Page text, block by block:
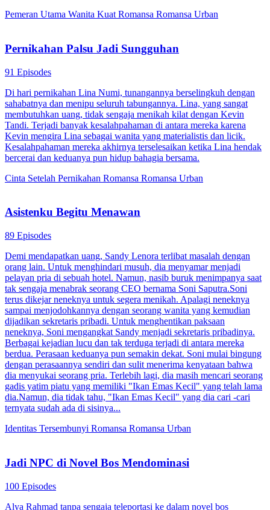
Pemeran Utama Wanita Kuat Romansa Romansa Urban
Pernikahan Palsu Jadi Sungguhan
91 Episodes
Di hari pernikahan Lina Numi, tunangannya berselingkuh dengan
sahabatnya dan menipu seluruh tabungannya. Lina, yang sangat
membutuhkan uang, tidak sengaja menikah kilat dengan Kevin
Tandi. Terjadi banyak kesalahpahaman di antara mereka karena
Kevin mengira Lina sebagai wanita yang materialistis dan licik.
Kesalahpahaman mereka akhirnya terselesaikan ketika Lina hendak
bercerai dan keduanya pun hidup bahagia bersama.
Cinta Setelah Pernikahan Romansa Romansa Urban
Asistenku Begitu Menawan
89 Episodes
Demi mendapatkan uang, Sandy Lenora terlibat masalah dengan
orang lain. Untuk menghindari musuh, dia menyamar menjadi
pelayan pria di sebuah hotel. Namun, nasib buruk menimpanya saat
tak sengaja menabrak seorang CEO bernama Soni Saputra.Soni
terus dikejar neneknya untuk segera menikah. Apalagi neneknya
sampai menjodohkannya dengan seorang wanita yang kemudian
dijadikan sekretaris pribadi. Untuk menghentikan paksaan
neneknya, Soni mengangkat Sandy menjadi sekretaris pribadinya.
Berbagai kejadian lucu dan tak terduga terjadi di antara mereka
berdua. Perasaan keduanya pun semakin dekat. Soni mulai bingung
dengan perasaannya sendiri dan sulit menerima kenyataan bahwa
dia menyukai seorang pria. Terlebih lagi, dia masih mencari seorang
gadis yatim piatu yang memiliki "Ikan Emas Kecil" yang telah lama
dia.Namun, dia tidak tahu, "Ikan Emas Kecil" yang dia cari -cari
ternyata sudah ada di sisinya...
Identitas Tersembunyi Romansa Romansa Urban
Jadi NPC di Novel Bos Mendominasi
100 Episodes
Alya Rahmad tanpa sengaja teleportasi ke dalam novel bos